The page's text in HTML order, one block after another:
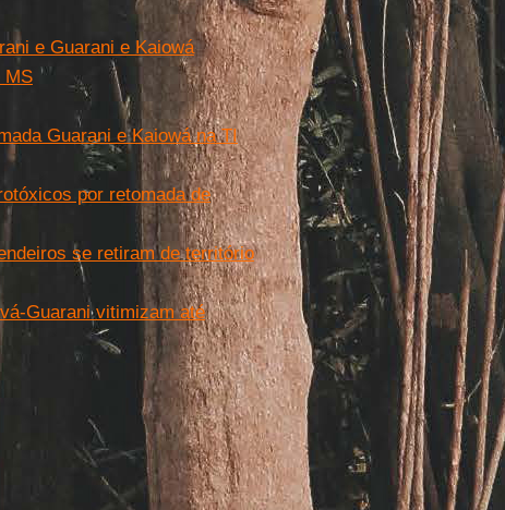
e Guarani e Kaiowá
MS
Guarani e Kaiowá na TI
por retomada de
se retiram de território
Guarani vitimizam até